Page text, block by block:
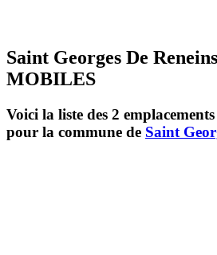
Saint Georges De
MOBILES
Voici la liste des 2
pour la commune de Saint